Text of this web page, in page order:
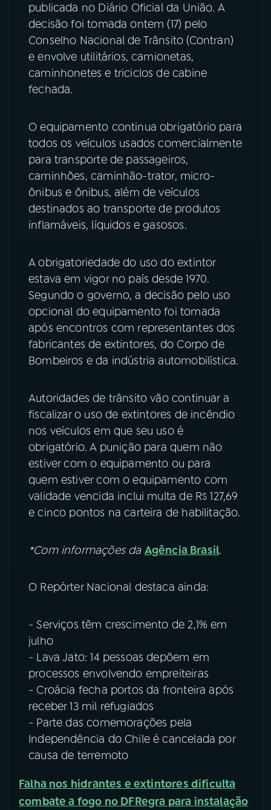
06VIDEOCASTS
ACOMPANHE A RÁDIO NACIONAL
YouTube Facebook
TikTok
publicada no Diário Oficial da União. A
decisão foi tomada ontem (17) pelo
Conselho Nacional de Trânsito (Contran)
e envolve utilitários, camionetas,
caminhonetes e triciclos de cabine
fechada.
O equipamento continua obrigatório para
todos os veículos usados comercialmente
para transporte de passageiros,
caminhões, caminhão-trator, micro-
ônibus e ônibus, além de veículos
destinados ao transporte de produtos
inflamáveis, líquidos e gasosos.
A obrigatoriedade do uso do extintor
estava em vigor no país desde 1970.
Segundo o governo, a decisão pelo uso
opcional do equipamento foi tomada
após encontros com representantes dos
fabricantes de extintores, do Corpo de
Bombeiros e da indústria automobilística.
Autoridades de trânsito vão continuar a
fiscalizar o uso de extintores de incêndio
nos veículos em que seu uso é
obrigatório. A punição para quem não
estiver com o equipamento ou para
quem estiver com o equipamento com
validade vencida inclui multa de R$ 127,69
e cinco pontos na carteira de habilitação.
*Com informações da Agência Brasil.
O Repórter Nacional destaca ainda:
- Serviços têm crescimento de 2,1% em
julho
- Lava Jato: 14 pessoas depõem em
processos envolvendo empreiteiras
- Croácia fecha portos da fronteira após
receber 13 mil refugiados
- Parte das comemorações pela
Independência do Chile é cancelada por
causa de terremoto
Falha nos hidrantes e extintores dificulta
combate a fogo no DFRegra para instalação